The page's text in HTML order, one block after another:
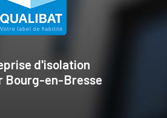
d'isolation
Bourg-en-Bresse